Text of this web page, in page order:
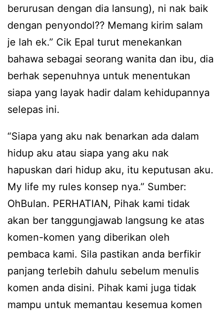
berurusan dengan dia lansung), ni nak baik
dengan penyondol?? Memang kirim salam
je lah ek.” Cik Epal turut menekankan
bahawa sebagai seorang wanita dan ibu, dia
berhak sepenuhnya untuk menentukan
siapa yang layak hadir dalam kehidupannya
selepas ini.
“Siapa yang aku nak benarkan ada dalam
hidup aku atau siapa yang aku nak
hapuskan dari hidup aku, itu keputusan aku.
My life my rules konsep nya.” Sumber:
OhBulan. PERHATIAN, Pihak kami tidak
akan ber tanggungjawab langsung ke atas
komen-komen yang diberikan oleh
pembaca kami. Sila pastikan anda berfikir
panjang terlebih dahulu sebelum menulis
komen anda disini. Pihak kami juga tidak
mampu untuk memantau kesemua komen